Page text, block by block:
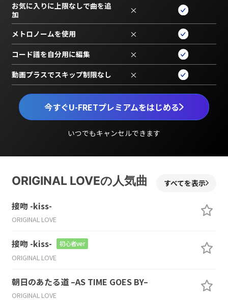
今すぐU-FRETプレミアムをはじめる
いつでもキャンセルできます
お気に入りに上限なしで曲を追
加
×
メトロノームを使用 ×
コード譜を自分用に編集 ×
動画プラスでスキップ制限なし ×
ORIGINAL LOVEの人気曲 すべてを表示
接吻 -kiss-
ORIGINAL LOVE
接吻 -kiss- 初心者ver
ORIGINAL LOVE
朝日のあたる道 –AS TIME GOES BY–
ORIGINAL LOVE